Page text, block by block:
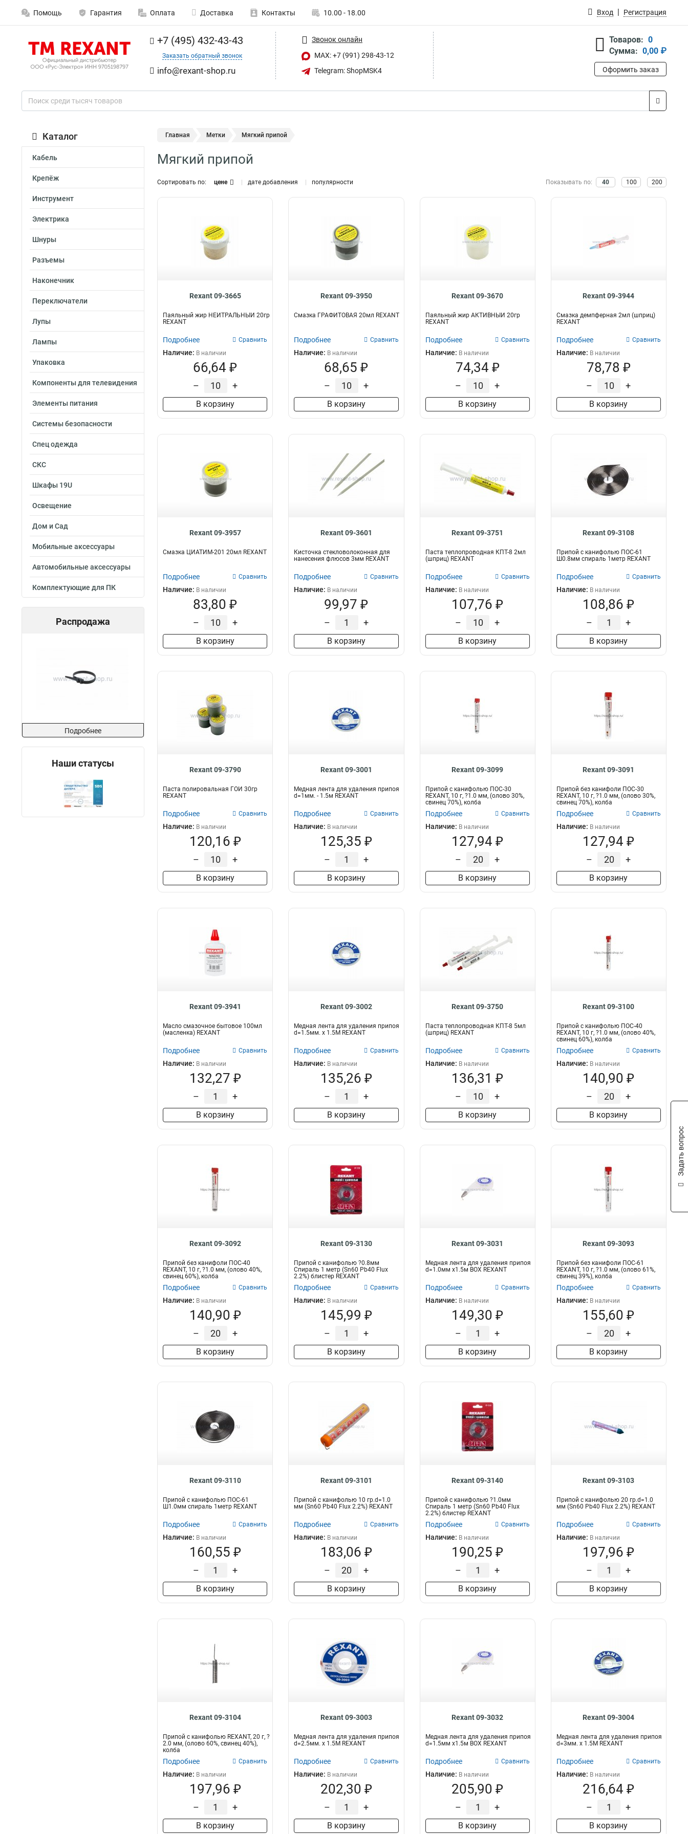
Помощь Гарантия Оплата Доставка Контакты 10.00 - 18.00 Вход Регистрация
+7 (495) 432-43-43
Заказать обратный звонок
info@rexant-shop.ru
Звонок онлайн
MAX: +7 (991) 298-43-12
Telegram: ShopMSK4
Товаров: 0
Сумма: 0,00 ₽
Оформить заказ
Каталог
Кабель
Крепёж
Инструмент
Электрика
Шнуры
Разъемы
Наконечник
Переключатели
Лупы
Лампы
Упаковка
Компоненты для телевидения
Элементы питания
Системы безопасности
Спец одежда
СКС
Шкафы 19U
Освещение
Дом и Сад
Мобильные аксессуары
Автомобильные аксессуары
Комплектующие для ПК
Распродажа
Подробнее
Наши статусы
Главная Метки Мягкий припой
Мягкий припой
Сортировать по: цене дате добавления популярности Показывать по: 40 100 200
Rexant 09-3665
Паяльный жир НЕЙТРАЛЬНЫЙ 20гр
REXANT
Подробнее Сравнить
Наличие: В наличии
66,64 ₽
– +
В корзину
Rexant 09-3950
Смазка ГРАФИТОВАЯ 20мл REXANT
Подробнее Сравнить
Наличие: В наличии
68,65 ₽
– +
В корзину
Rexant 09-3670
Паяльный жир АКТИВНЫЙ 20гр
REXANT
Подробнее Сравнить
Наличие: В наличии
74,34 ₽
– +
В корзину
Rexant 09-3944
Смазка демпферная 2мл (шприц)
REXANT
Подробнее Сравнить
Наличие: В наличии
78,78 ₽
– +
В корзину
Rexant 09-3957
Смазка ЦИАТИМ-201 20мл REXANT
Подробнее Сравнить
Наличие: В наличии
83,80 ₽
– +
В корзину
Rexant 09-3601
Кисточка стекловолоконная для
нанесения флюсов 3мм REXANT
Подробнее Сравнить
Наличие: В наличии
99,97 ₽
– +
В корзину
Rexant 09-3751
Паста теплопроводная КПТ-8 2мл
(шприц) REXANT
Подробнее Сравнить
Наличие: В наличии
107,76 ₽
– +
В корзину
Rexant 09-3108
Припой с канифолью ПОС-61
Ш0.8мм спираль 1метр REXANT
Подробнее Сравнить
Наличие: В наличии
108,86 ₽
– +
В корзину
Rexant 09-3790
Паста полировальная ГОИ 30гр
REXANT
Подробнее Сравнить
Наличие: В наличии
120,16 ₽
– +
В корзину
Rexant 09-3001
Медная лента для удаления припоя
d=1мм. - 1.5м REXANT
Подробнее Сравнить
Наличие: В наличии
125,35 ₽
– +
В корзину
Rexant 09-3099
Припой с канифолью ПОС-30
REXANT, 10 г, ?1.0 мм, (олово 30%,
свинец 70%), колба
Подробнее Сравнить
Наличие: В наличии
127,94 ₽
– +
В корзину
Rexant 09-3091
Припой без канифоли ПОС-30
REXANT, 10 г, ?1.0 мм, (олово 30%,
свинец 70%), колба
Подробнее Сравнить
Наличие: В наличии
127,94 ₽
– +
В корзину
Rexant 09-3941
Масло смазочное бытовое 100мл
(масленка) REXANT
Подробнее Сравнить
Наличие: В наличии
132,27 ₽
– +
В корзину
Rexant 09-3002
Медная лента для удаления припоя
d=1.5мм. x 1.5М REXANT
Подробнее Сравнить
Наличие: В наличии
135,26 ₽
– +
В корзину
Rexant 09-3750
Паста теплопроводная КПТ-8 5мл
(шприц) REXANT
Подробнее Сравнить
Наличие: В наличии
136,31 ₽
– +
В корзину
Rexant 09-3100
Припой с канифолью ПОС-40
REXANT, 10 г, ?1.0 мм, (олово 40%,
свинец 60%), колба
Подробнее Сравнить
Наличие: В наличии
140,90 ₽
– +
В корзину
Rexant 09-3092
Припой без канифоли ПОС-40
REXANT, 10 г, ?1.0 мм, (олово 40%,
свинец 60%), колба
Подробнее Сравнить
Наличие: В наличии
140,90 ₽
– +
В корзину
Rexant 09-3130
Припой с канифолью ?0.8мм
Спираль 1 метр (Sn60 Pb40 Flux
2.2%) блистер REXANT
Подробнее Сравнить
Наличие: В наличии
145,99 ₽
– +
В корзину
Rexant 09-3031
Медная лента для удаления припоя
d=1.0мм x1.5м BOX REXANT
Подробнее Сравнить
Наличие: В наличии
149,30 ₽
– +
В корзину
Rexant 09-3093
Припой без канифоли ПОС-61
REXANT, 10 г, ?1.0 мм, (олово 61%,
свинец 39%), колба
Подробнее Сравнить
Наличие: В наличии
155,60 ₽
– +
В корзину
Rexant 09-3110
Припой с канифолью ПОС-61
Ш1.0мм спираль 1метр REXANT
Подробнее Сравнить
Наличие: В наличии
160,55 ₽
– +
В корзину
Rexant 09-3101
Припой с канифолью 10 гр.d=1.0
мм (Sn60 Pb40 Flux 2.2%) REXANT
Подробнее Сравнить
Наличие: В наличии
183,06 ₽
– +
В корзину
Rexant 09-3140
Припой с канифолью ?1.0мм
Спираль 1 метр (Sn60 Pb40 Flux
2.2%) блистер REXANT
Подробнее Сравнить
Наличие: В наличии
190,25 ₽
– +
В корзину
Rexant 09-3103
Припой с канифолью 20 гр.d=1.0
мм (Sn60 Pb40 Flux 2.2%) REXANT
Подробнее Сравнить
Наличие: В наличии
197,96 ₽
– +
В корзину
Rexant 09-3104
Припой с канифолью REXANT, 20 г, ?
2.0 мм, (олово 60%, свинец 40%),
колба
Подробнее Сравнить
Наличие: В наличии
197,96 ₽
– +
В корзину
Rexant 09-3003
Медная лента для удаления припоя
d=2.5мм. x 1.5М REXANT
Подробнее Сравнить
Наличие: В наличии
202,30 ₽
– +
В корзину
Rexant 09-3032
Медная лента для удаления припоя
d=1.5мм x1.5м BOX REXANT
Подробнее Сравнить
Наличие: В наличии
205,90 ₽
– +
В корзину
Rexant 09-3004
Медная лента для удаления припоя
d=3мм. x 1.5М REXANT
Подробнее Сравнить
Наличие: В наличии
216,64 ₽
– +
В корзину
Задать вопрос